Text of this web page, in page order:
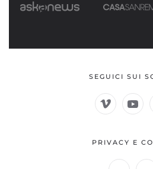
SEGUICI SUI
PRIVACY E